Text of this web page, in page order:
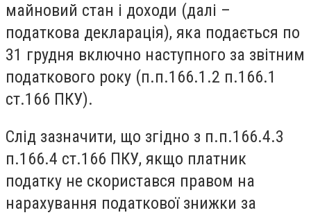
майновий стан і доходи (далі –
податкова декларація), яка подається по
31 грудня включно наступного за звітним
податкового року (п.п.166.1.2 п.166.1
ст.166 ПКУ).
Слід зазначити, що згідно з п.п.166.4.3
п.166.4 ст.166 ПКУ, якщо платник
податку не скористався правом на
нарахування податкової знижки за